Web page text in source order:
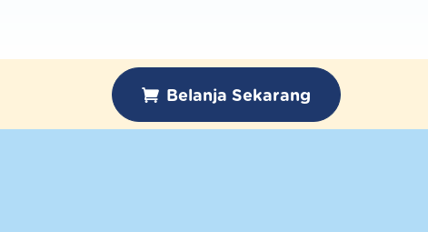
Belanja Sekarang